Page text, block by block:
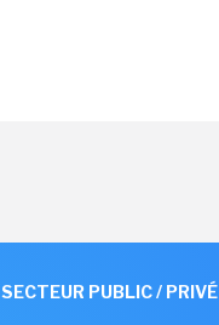
SECTEUR PUBLIC / PRIVÉ